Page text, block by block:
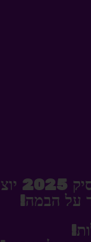
על הבמה!